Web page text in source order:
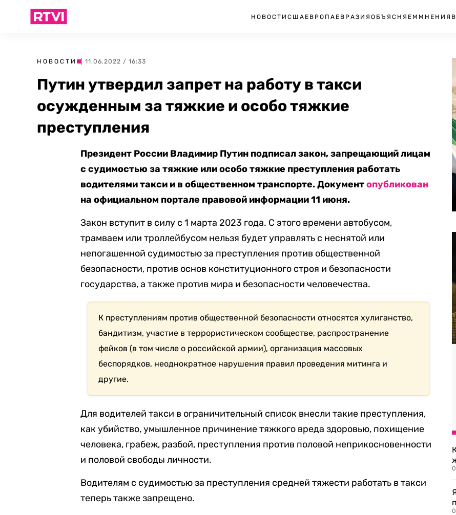
НОВОСТИ США ЕВРОПА ЕВРАЗИЯ ОБЪЯСНЯЕМ МНЕНИЯ
НОВОСТИ | 11.06.2022 / 16:33
Путин утвердил запрет на работу в такси
осужденным за тяжкие и особо тяжкие
преступления
Президент России Владимир Путин подписал закон, запрещающий лицам
с судимостью за тяжкие или особо тяжкие преступления работать
водителями такси и в общественном транспорте. Документопубликован
на официальном портале правовой информации 11 июня.
Закон вступит в силу с 1 марта 2023 года. С этого времени автобусом,
трамваем или троллейбусом нельзя будет управлять с неснятой или
непогашенной судимостью за преступления против общественной
безопасности, против основ конституционного строя и безопасности
государства, а также против мира и безопасности человечества.
К преступлениям против общественной безопасности относятся хулиганство,
бандитизм, участие в террористическом сообществе, распространение
фейков (в том числе о российской армии), организация массовых
беспорядков, неоднократное нарушения правил проведения митинга и
другие.
Для водителей такси в ограничительный список внесли такие преступления,
как убийство, умышленное причинение тяжкого вреда здоровью, похищение
человека, грабеж, разбой, преступления против половой неприкосновенности
и половой свободы личности.
Водителям с судимостью за преступления средней тяжести работать в такси
теперь также запрещено.